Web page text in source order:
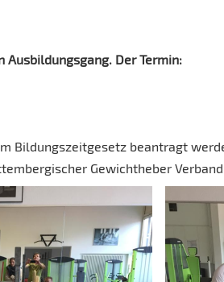
Der Termin:
Bildungszeitgesetz beantragt
Gewichtheber